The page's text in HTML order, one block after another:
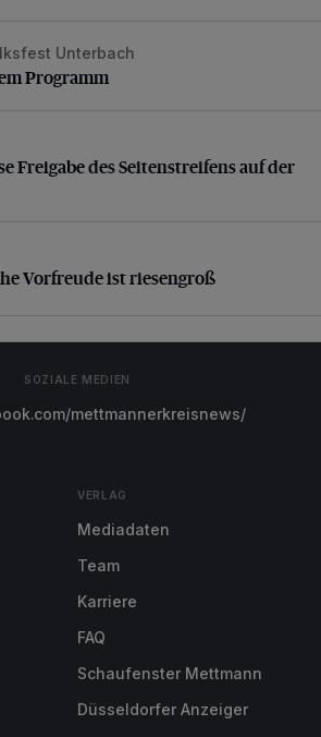
Programm
Unterbach
Programm
Freigabe des Seitenstreifens auf der A3
Freigabe des Seitenstreifens auf der
Vorfreude ist riesengroß
Vorfreude ist riesengroß
SOZIALE MEDIEN
mettmannerkreisnews/
VERLAG
Mediadaten
Team
Karriere
FAQ
Schaufenster Mettmann
Düsseldorfer Anzeiger